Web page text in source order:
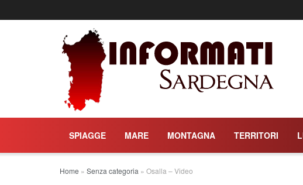
SPIAGGE MARE MONTAGNA TERRITORI
Home » Senza categoria » Osalla – Video